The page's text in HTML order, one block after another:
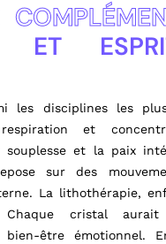
ET
les disciplines les
et
souplesse et la paix
sur des
La lithothérapie,
Chaque cristal
être émotionnel.